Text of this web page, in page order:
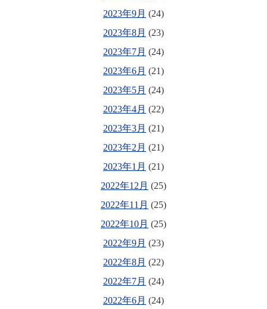
2023年9月 (24)
2023年8月 (23)
2023年7月 (24)
2023年6月 (21)
2023年5月 (24)
2023年4月 (22)
2023年3月 (21)
2023年2月 (21)
2023年1月 (21)
2022年12月 (25)
2022年11月 (25)
2022年10月 (25)
2022年9月 (23)
2022年8月 (22)
2022年7月 (24)
2022年6月 (24)